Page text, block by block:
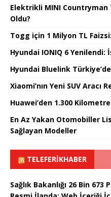
Elektrikli MINI Countryman
Oldu?
Togg için 1 Milyon TL
Hyundai IONIQ 6 Yenilendi:
Hyundai Bluelink
Xiaomi’nın Yeni SUV Aracı
Huawei’den 1.300
En Az Yakan Otomobiller
Sağlayan Modeller
TELEFERIKHABER
Sağlık Bakanlığı 26 Bin